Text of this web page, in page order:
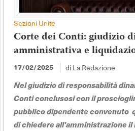
Sezioni Unite
Corte dei Conti: giudizio
amministrativa e
17/02/2025
di La Redazione
Nel giudizio di responsabilità
Conti conclusosi con il
pubblico dipendente convenuto
di chiedere all'amministrazione il